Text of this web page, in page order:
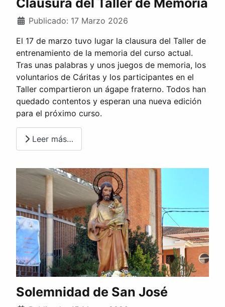
Clausura del Taller de Memoria
Publicado: 17 Marzo 2026
El 17 de marzo tuvo lugar la clausura del Taller de
entrenamiento de la memoria del curso actual.
Tras unas palabras y unos juegos de memoria, los
voluntarios de Cáritas y los participantes en el
Taller compartieron un ágape fraterno. Todos han
quedado contentos y esperan una nueva edición
para el próximo curso.
Leer más…
Solemnidad de San José